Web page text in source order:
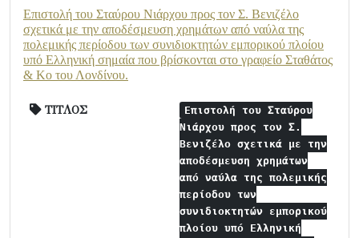
Επιστολή του Σταύρου Νιάρχου προς τον Σ. Βενιζέλο
σχετικά με την αποδέσμευση χρημάτων από ναύλα της
πολεμικής περίοδου των συνιδιοκτητών εμπορικού πλοίου
υπό Ελληνική σημαία που βρίσκονται στο γραφείο Σταθάτος
& Κο του Λονδίνου.
ΤΙΤΛΟΣ
Επιστολή του Σταύρου
Νιάρχου προς τον Σ.
Βενιζέλο σχετικά με την
αποδέσμευση χρημάτων
από ναύλα της πολεμικής
περίοδου των
συνιδιοκτητών εμπορικού
πλοίου υπό Ελληνική